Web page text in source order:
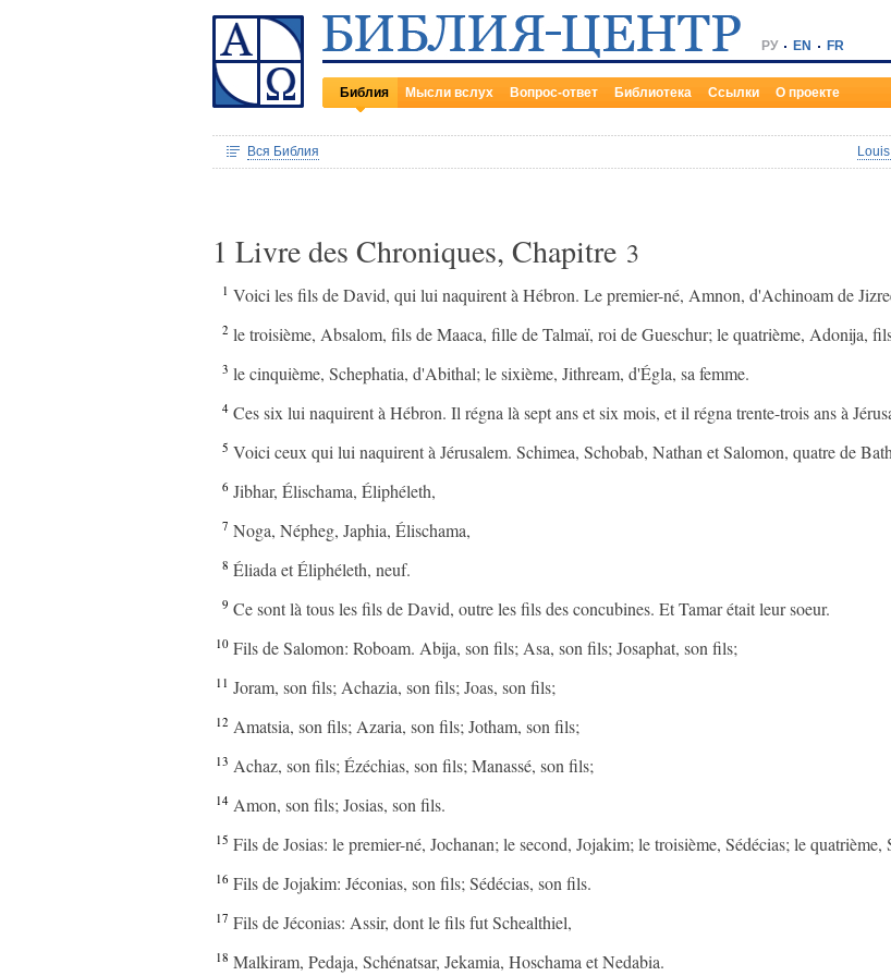
РУ EN FR
Библия Мысли вслух Вопрос-ответ Библиотека Ссылки О проекте
Вся Библия
1 Livre des Chroniques, Chapitre 3
1 Voici les fils de David, qui lui naquirent à Hébron. Le premier-né, Amnon, d'Achinoam de
2 le troisième, Absalom, fils de Maaca, fille de Talmaï, roi de Gueschur; le quatrième, Adonija,
3 le cinquième, Schephatia, d'Abithal; le sixième, Jithream, d'Égla, sa femme.
4 Ces six lui naquirent à Hébron. Il régna là sept ans et six mois, et il régna trente-trois ans à
5 Voici ceux qui lui naquirent à Jérusalem. Schimea, Schobab, Nathan et Salomon, quatre de
6 Jibhar, Élischama, Éliphéleth,
7 Noga, Népheg, Japhia, Élischama,
8 Éliada et Éliphéleth, neuf.
9 Ce sont là tous les fils de David, outre les fils des concubines. Et Tamar était leur soeur.
10 Fils de Salomon: Roboam. Abija, son fils; Asa, son fils; Josaphat, son fils;
11 Joram, son fils; Achazia, son fils; Joas, son fils;
12 Amatsia, son fils; Azaria, son fils; Jotham, son fils;
13 Achaz, son fils; Ézéchias, son fils; Manassé, son fils;
14 Amon, son fils; Josias, son fils.
15 Fils de Josias: le premier-né, Jochanan; le second, Jojakim; le troisième, Sédécias; le quatrième,
16 Fils de Jojakim: Jéconias, son fils; Sédécias, son fils.
17 Fils de Jéconias: Assir, dont le fils fut Schealthiel,
18 Malkiram, Pedaja, Schénatsar, Jekamia, Hoschama et Nedabia.